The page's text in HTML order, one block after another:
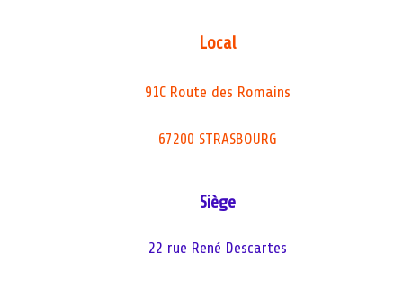
Local
91C Route des Romains
67200 STRASBOURG
Siège
22 rue René Descartes